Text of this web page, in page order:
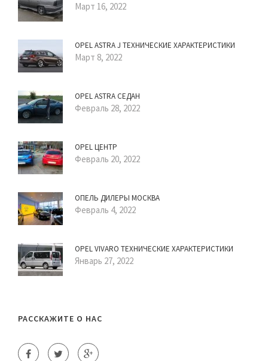
Март 16, 2022
OPEL ASTRA J ТЕХНИЧЕСКИЕ ХАРАКТЕРИСТИКИ
Март 8, 2022
OPEL ASTRA СЕДАН
Февраль 28, 2022
OPEL ЦЕНТР
Февраль 20, 2022
ОПЕЛЬ ДИЛЕРЫ МОСКВА
Февраль 4, 2022
OPEL VIVARO ТЕХНИЧЕСКИЕ ХАРАКТЕРИСТИКИ
Январь 27, 2022
РАССКАЖИТЕ О НАС